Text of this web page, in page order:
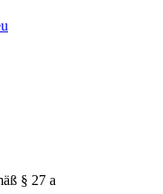
§ 27 a